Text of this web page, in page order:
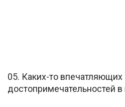
05. Каких-то впечатляющих
достопримечательностей в